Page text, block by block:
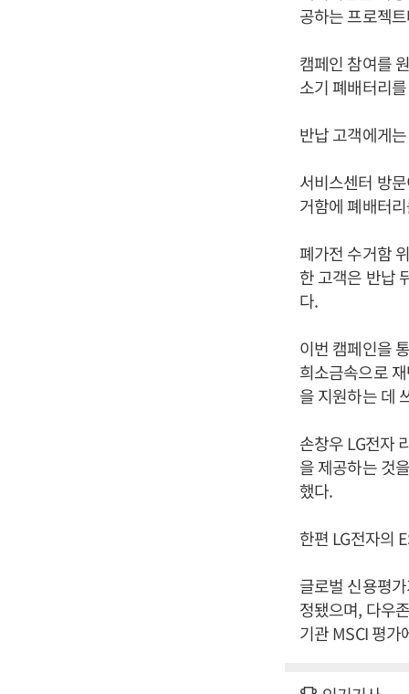
공하는 프로젝
캠페인 참여를
소기 폐배터리
반납 고객에게
서비스센터 방
거함에 폐배터
폐가전 수거함
한 고객은 반납
다.
이번 캠페인을
희소금속으로
을 지원하는 데
손창우 LG전자
을 제공하는 것
했다.
한편 LG전자의
글로벌 신용평
정됐으며, 다우
기관 MSCI 평